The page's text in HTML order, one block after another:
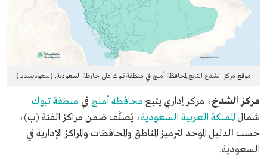
موقع مركز الشدخ التابع لمحافظة أملج في منطقة تبوك على خارطة السعودية. (سعوديبيديا)
مركز الشدخ، مركز إداري يتبع محافظة أملج في منطقة تبوك
شمالالمملكة العربية السعودية، يُصنَّف ضمن مراكز الفئة (ب)،
حسب الدليل الموحد لترميز المناطق والمحافظات والمراكز الإدارية في
السعودية.